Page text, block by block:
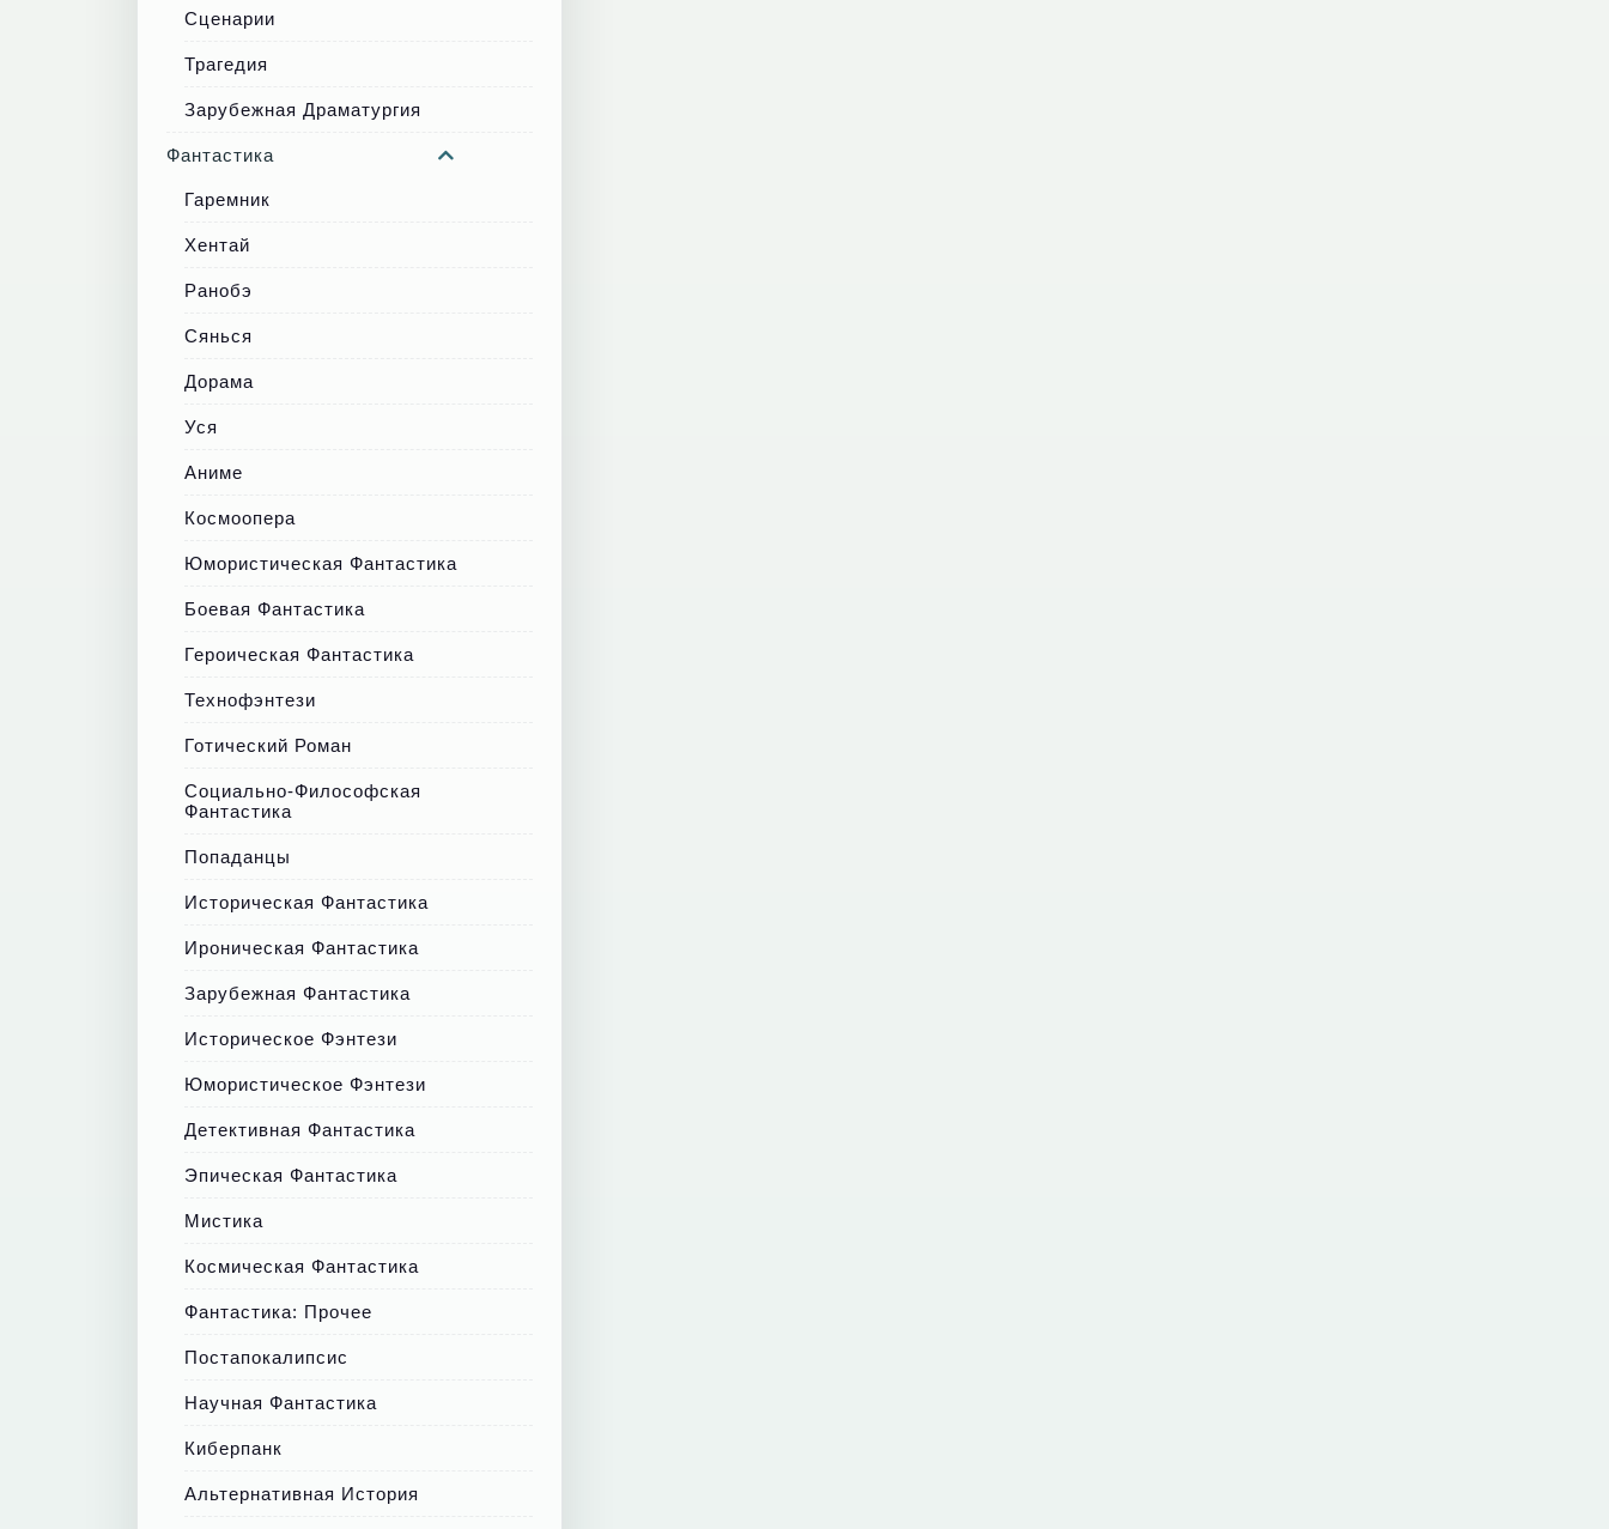
Сценарии
Трагедия
Зарубежная Драматургия
Фантастика
Гаремник
Хентай
Ранобэ
Сянься
Дорама
Уся
Аниме
Космоопера
Юмористическая Фантастика
Боевая Фантастика
Героическая Фантастика
Технофэнтези
Готический Роман
Социально-Философская
Фантастика
Попаданцы
Историческая Фантастика
Ироническая Фантастика
Зарубежная Фантастика
Историческое Фэнтези
Юмористическое Фэнтези
Детективная Фантастика
Эпическая Фантастика
Мистика
Космическая Фантастика
Фантастика: Прочее
Постапокалипсис
Научная Фантастика
Киберпанк
Альтернативная История